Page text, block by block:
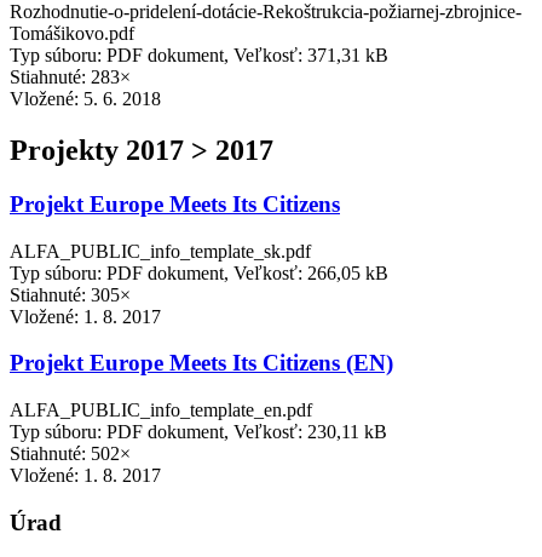
Rozhodnutie-o-pridelení-dotácie-Rekoštrukcia-požiarnej-zbrojnice-
Tomášikovo.pdf
Typ súboru: PDF dokument, Veľkosť: 371,31 kB
Stiahnuté: 283×
Vložené: 5. 6. 2018
Projekty 2017 > 2017
Projekt Europe Meets Its Citizens
ALFA_PUBLIC_info_template_sk.pdf
Typ súboru: PDF dokument, Veľkosť: 266,05 kB
Stiahnuté: 305×
Vložené: 1. 8. 2017
Projekt Europe Meets Its Citizens (EN)
ALFA_PUBLIC_info_template_en.pdf
Typ súboru: PDF dokument, Veľkosť: 230,11 kB
Stiahnuté: 502×
Vložené: 1. 8. 2017
Úrad